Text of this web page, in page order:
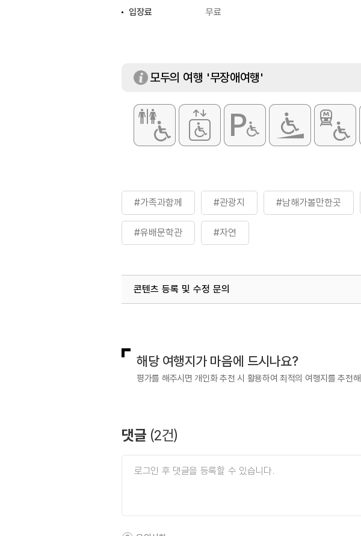
입장료
무료
모두의 여행 '무장애여행'
#가족과함께 #관광지 #남해가볼만한곳
#유배문학관 #자연
콘텐츠 등록 및 수정 문의
해당 여행지가 마음에 드시나요?
평가를 해주시면 개인화 추천 시 활용하여 최적의 여행지를 추천
댓글 (2건)